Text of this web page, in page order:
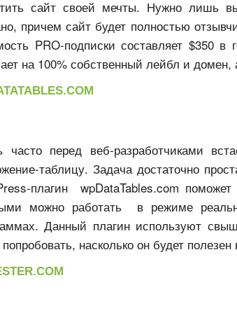
сайт своей мечты. Нужно лишь
причем сайт будет полностью
PRO-подписки составляет $350 в
на 100% собственный лейбл и домен,
часто перед веб-разработчиками
таблицу. Задача достаточно
плагин wpDataTables.com
можно работать в режиме
Данный плагин используют
насколько он будет полезен